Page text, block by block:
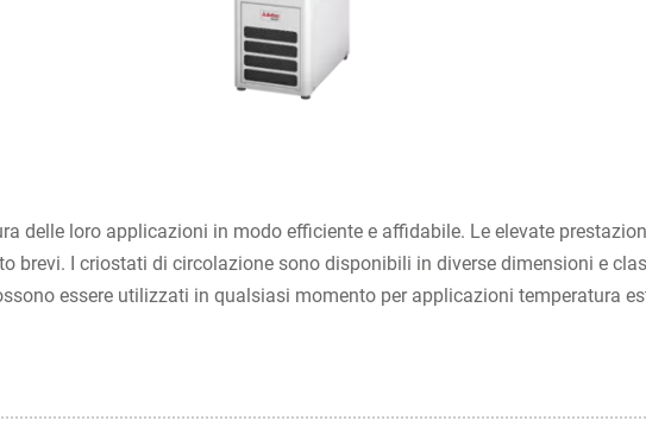
delle loro applicazioni in modo efficiente e affidabile. Le elevate
brevi. I criostati di circolazione sono disponibili in diverse dimensioni e
essere utilizzati in qualsiasi momento per applicazioni temperatura